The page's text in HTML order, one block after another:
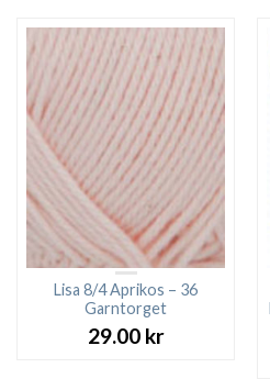
Lisa 8/4 Aprikos – 36
Garntorget
29.00 kr